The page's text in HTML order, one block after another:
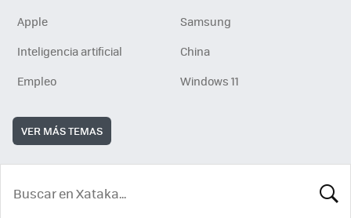
Apple
Samsung
Inteligencia artificial
China
Empleo
Windows 11
VER MÁS TEMAS